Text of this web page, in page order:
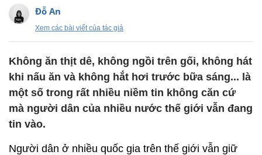
Đỗ An
Xem các bài viết của tác giả
Không ăn thịt dê, không ngồi trên gối, không hát
khi nấu ăn và không hắt hơi trước bữa sáng... là
một số trong rất nhiều niềm tin không căn cứ
mà người dân của nhiều nước thế giới vẫn đang
tin vào.
Người dân ở nhiều quốc gia trên thế giới vẫn giữ